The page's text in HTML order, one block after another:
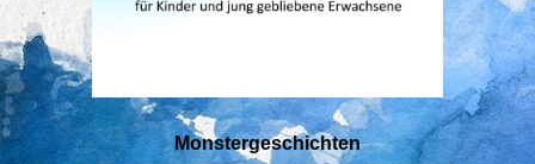
Monstergeschichten